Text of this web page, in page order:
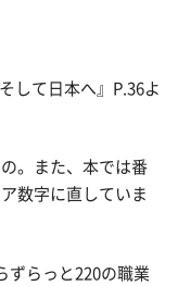
して日本へ』P.36よ
。また、本では番
数字に直していま
ずらっと220の職業